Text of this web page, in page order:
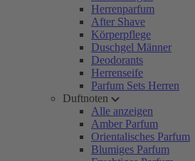
Herrenparfum
After Shave
Körperpflege
Duschgel Männer
Deodorants
Herrenseife
Parfum Sets Herren
Duftnoten
Alle anzeigen
Amber Parfum
Orientalisches Parfum
Blumiges Parfum